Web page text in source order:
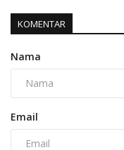
KOMENTAR
Nama
Email